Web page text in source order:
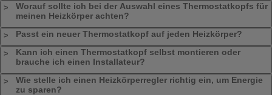
Worauf sollte ich bei der Auswahl eines Thermostatkopfs für
meinen Heizkörper achten?
Passt ein neuer Thermostatkopf auf jeden Heizkörper?
Kann ich einen Thermostatkopf selbst montieren oder
brauche ich einen Installateur?
Wie stelle ich einen Heizkörperregler richtig ein, um Energie
zu sparen?